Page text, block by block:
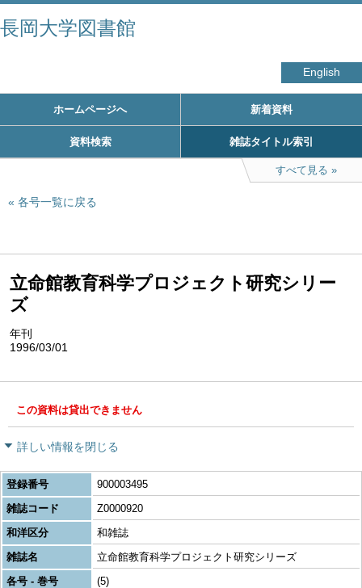
長岡大学図書館
English
ホームページへ 新着資料
資料検索 雑誌タイトル索引
すべて見る
各号一覧に戻る
立命館教育科学プロジェクト研究シリー
ズ
年刊
1996/03/01
この資料は貸出できません
詳しい情報を閉じる
登録番号
900003495
雑誌コード
Z0000920
和洋区分
和雑誌
雑誌名
立命館教育科学プロジェクト研究シリーズ
各号 - 巻号
(5)